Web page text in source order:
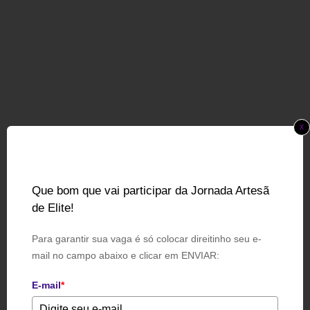
Que bom que vai participar da Jornada Artesã
de Elite!
Para garantir sua vaga é só colocar direitinho seu e-
mail no campo abaixo e clicar em ENVIAR:
E-mail*
x